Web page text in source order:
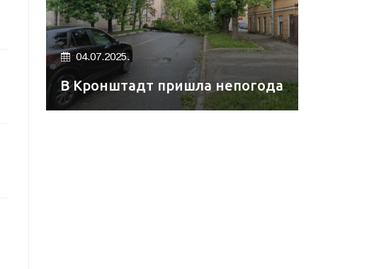
04.07.2025.
В Кронштадт пришла непогода